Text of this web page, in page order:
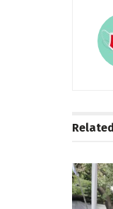
Related